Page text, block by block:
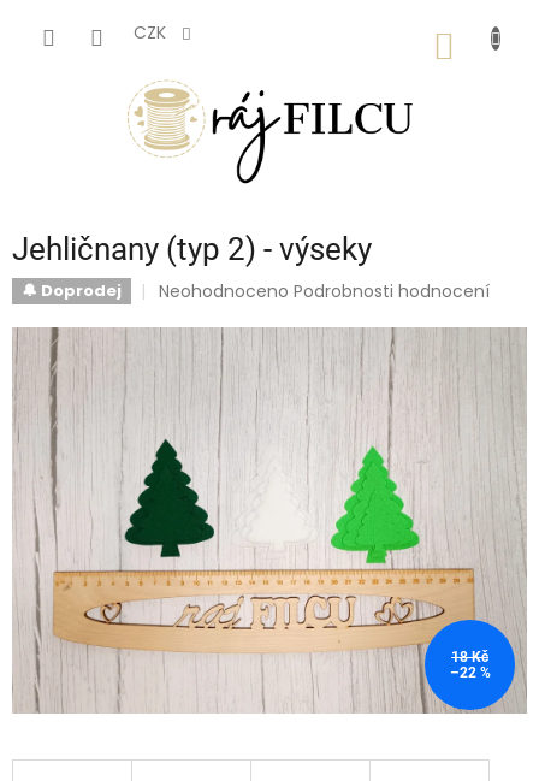
CZK
Jehličnany (typ 2) - výseky
🔔 Doprodej
Průměrné
produktu
hvězdiček.
Neohodnoceno Podrobnosti hodnocení
18 Kč
–22 %